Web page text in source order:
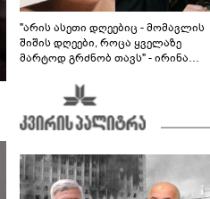
"არის ასეთი დღეებიც - მომავლის
შიშის დღეები, როცა ყველაზე
მარტოდ გრძნობ თავს" - ირინა